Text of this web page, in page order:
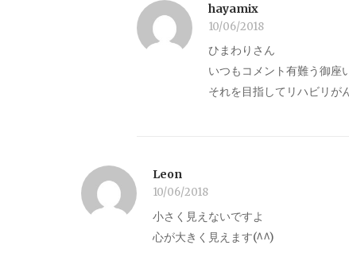
hayamix
10/06/2018
ひまわりさん
いつもコメント有難う御座
それを目指してリハビリが
Leon
10/06/2018
小さく見えないですよ
心が大きく見えます(^^)